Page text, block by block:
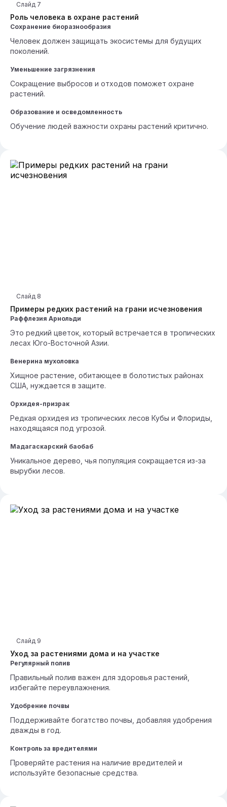
Роль человека в охране растений
Слайд 7
Сохранение биоразнообразия
Человек должен защищать экосистемы для будущих
поколений.
Уменьшение загрязнения
Сокращение выбросов и отходов поможет охране
растений.
Образование и осведомленность
Обучение людей важности охраны растений критично.
Примеры редких растений на грани исчезновения
Слайд 8
Раффлезия Арнольди
Это редкий цветок, который встречается в тропических
лесах Юго-Восточной Азии.
Венерина мухоловка
Хищное растение, обитающее в болотистых районах
США, нуждается в защите.
Орхидея-призрак
Редкая орхидея из тропических лесов Кубы и Флориды,
находящаяся под угрозой.
Мадагаскарский баобаб
Уникальное дерево, чья популяция сокращается из-за
вырубки лесов.
Уход за растениями дома и на участке
Слайд 9
Регулярный полив
Правильный полив важен для здоровья растений,
избегайте переувлажнения.
Удобрение почвы
Поддерживайте богатство почвы, добавляя удобрения
дважды в год.
Контроль за вредителями
Проверяйте растения на наличие вредителей и
используйте безопасные средства.